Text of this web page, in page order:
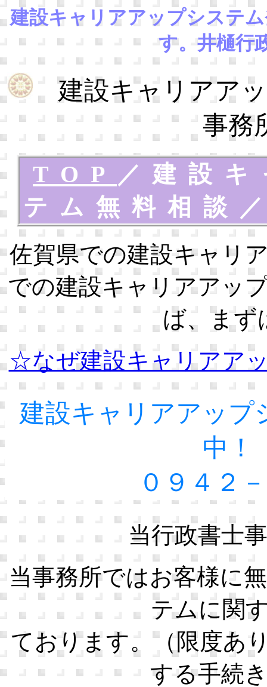
建設キャリアアップシステ
す。井樋行
建設キャリアアッ
事務
TOP ／ 建設
テム無料相談
佐賀県での建設キャリ
での建設キャリアアッ
ば、まず
☆なぜ建設キャリアア
建設キャリアアップ
中！
０９４２
当行政書士
当事務所ではお客様に
テムに関
ております。（限度あ
する手続